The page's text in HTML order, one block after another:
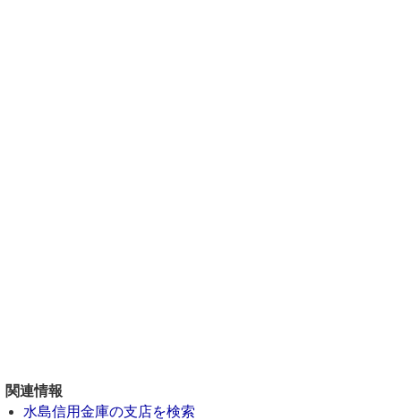
関連情報
水島信用金庫の支店を検索